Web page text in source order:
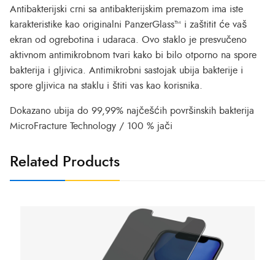
Antibakterijski crni sa antibakterijskim premazom ima iste
karakteristike kao originalni PanzerGlass™ i zaštitit će vaš
ekran od ogrebotina i udaraca.
Ovo staklo je presvučeno
aktivnom antimikrobnom tvari kako bi bilo otporno na spore
bakterija i gljivica.
Antimikrobni sastojak ubija bakterije i
spore gljivica na staklu i štiti vas kao korisnika.
Dokazano ubija do 99,99% najčešćih površinskih bakterija
MicroFracture Technology / 100 % jači
Related Products